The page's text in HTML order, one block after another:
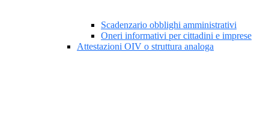
Scadenzario obblighi amministrativi
Oneri informativi per cittadini e imprese
Attestazioni OIV o struttura analoga